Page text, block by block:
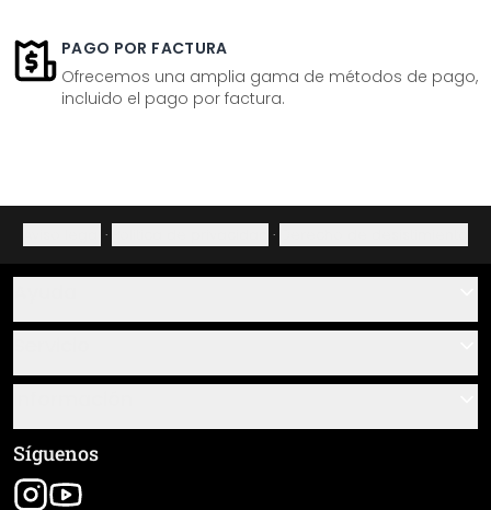
PAGO POR FACTURA
Ofrecemos una amplia gama de métodos de pago,
incluido el pago por factura.
· ·
Sobre nosotros
Resumen de materiales
Seguimiento de envío
Términos y condiciones generales (CGC)
Aviso legal
Síguenos